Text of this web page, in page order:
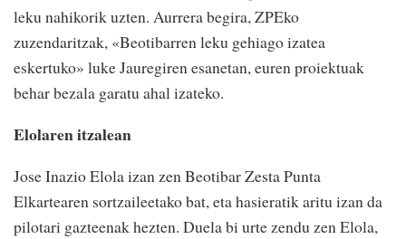
leku nahikorik uzten. Aurrera begira, ZPEko
zuzendaritzak, «Beotibarren leku gehiago izatea
eskertuko» luke Jauregiren esanetan, euren proiektuak
behar bezala garatu ahal izateko.
Elolaren itzalean
Jose Inazio Elola izan zen Beotibar Zesta Punta
Elkartearen sortzaileetako bat, eta hasieratik aritu izan da
pilotari gazteenak hezten. Duela bi urte zendu zen Elola,